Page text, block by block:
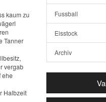
kaum zu
Tanner
vergab
ehe
Halbzeit
Fussball
Eisstock
Archiv